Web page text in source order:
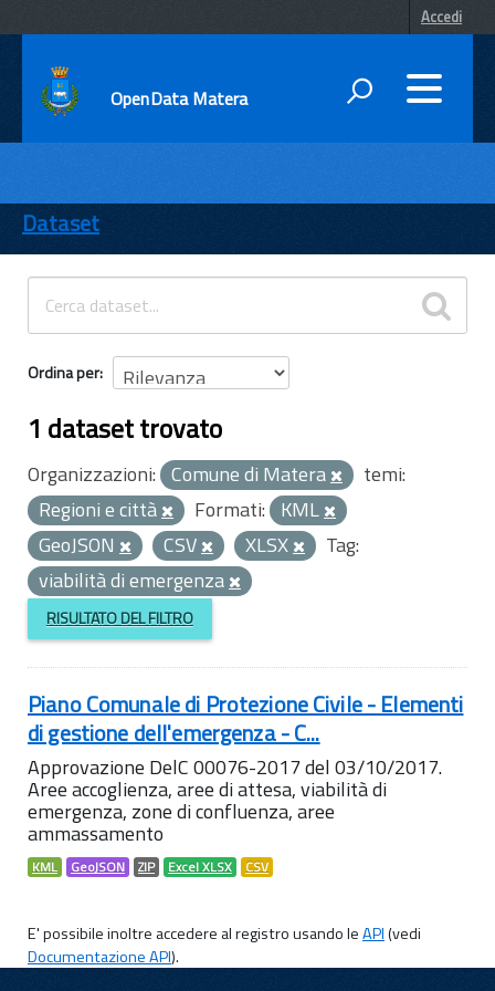
Accedi
OpenData Matera
ENTI
TEMI
INFORMAZIONI
Dataset
Ordina per
1 dataset trovato
Organizzazioni: Comune di Matera
temi:
Regioni e città
Formati: KML
GeoJSON
CSV XLSX
Tag:
viabilità di emergenza
RISULTATO DEL FILTRO
Piano Comunale di Protezione Civile - Elementi
di gestione dell'emergenza - C...
Approvazione DelC 00076-2017 del 03/10/2017.
Aree accoglienza, aree di attesa, viabilità di
emergenza, zone di confluenza, aree
ammassamento
KML GeoJSON ZIP Excel XLSX CSV
E' possibile inoltre accedere al registro usando leAPI(vedi
Documentazione API).